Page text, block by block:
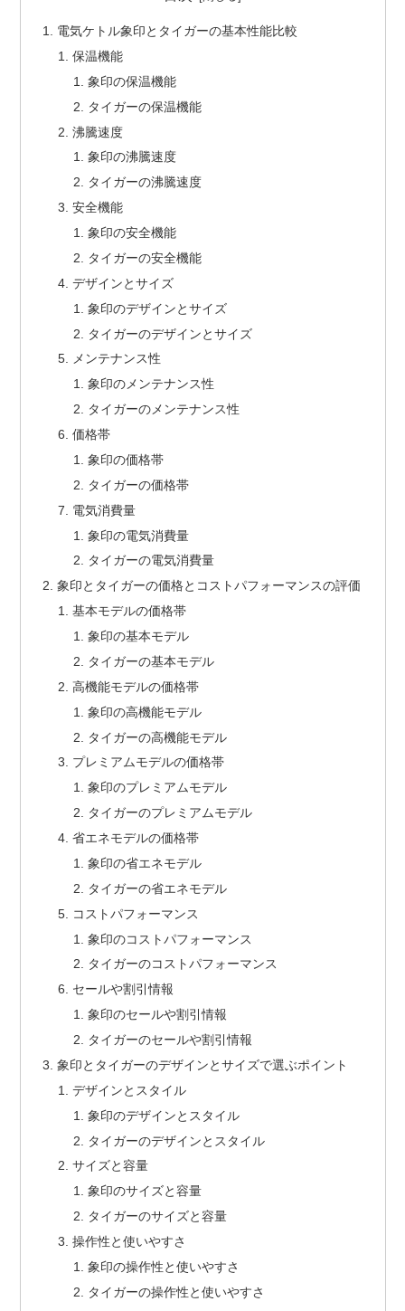
電気ケトル象印とタイガーの基本性能比較
保温機能
象印の保温機能
タイガーの保温機能
沸騰速度
象印の沸騰速度
タイガーの沸騰速度
安全機能
象印の安全機能
タイガーの安全機能
デザインとサイズ
象印のデザインとサイズ
タイガーのデザインとサイズ
メンテナンス性
象印のメンテナンス性
タイガーのメンテナンス性
価格帯
象印の価格帯
タイガーの価格帯
電気消費量
象印の電気消費量
タイガーの電気消費量
象印とタイガーの価格とコストパフォーマンスの評価
基本モデルの価格帯
象印の基本モデル
タイガーの基本モデル
高機能モデルの価格帯
象印の高機能モデル
タイガーの高機能モデル
プレミアムモデルの価格帯
象印のプレミアムモデル
タイガーのプレミアムモデル
省エネモデルの価格帯
象印の省エネモデル
タイガーの省エネモデル
コストパフォーマンス
象印のコストパフォーマンス
タイガーのコストパフォーマンス
セールや割引情報
象印のセールや割引情報
タイガーのセールや割引情報
象印とタイガーのデザインとサイズで選ぶポイント
デザインとスタイル
象印のデザインとスタイル
タイガーのデザインとスタイル
サイズと容量
象印のサイズと容量
タイガーのサイズと容量
操作性と使いやすさ
象印の操作性と使いやすさ
タイガーの操作性と使いやすさ